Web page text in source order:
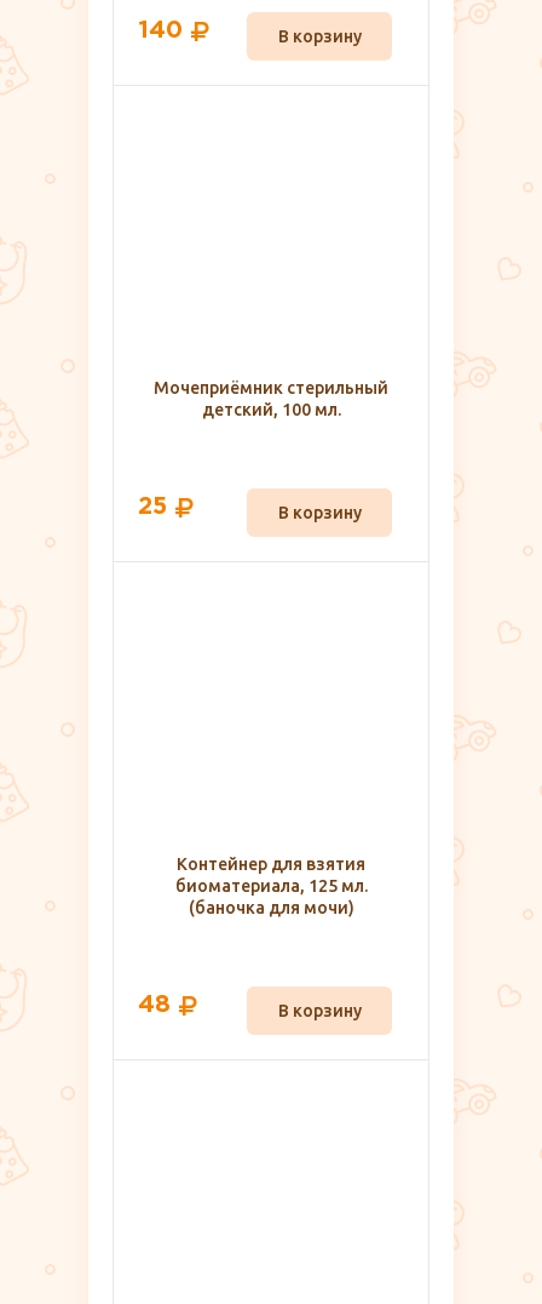
140 В корзину
Мочеприёмник стерильный
детский, 100 мл.
25 В корзину
Контейнер для взятия
биоматериала, 125 мл.
(баночка для мочи)
48 В корзину